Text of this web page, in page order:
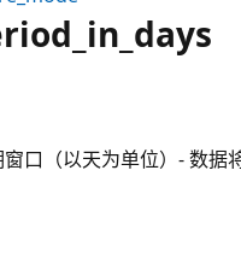
口（以天为单位）- 数据